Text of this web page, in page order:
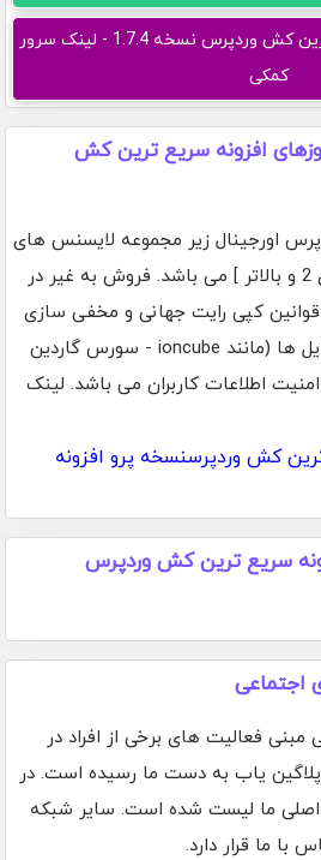
دانلود رایگان افزونه سریع ترین کش وردپرس نسخه 1.7.4 - لینک سرور
کمکی
افزونه سریع ترین کش
اورجینال زیر مجموعه لایسنس های
گنو از نوع GPL [ ورژن های 2 و بالاتر ] می باشد. فروش به غیر در
کپی رایت جهانی و مخفی سازی
یا رمزگذاری کدهای داخل فایل ها (مانند ioncube - سورس گاردین
امنیت اطلاعات کاربران می باشد. لینک
کش وردپرسنسخه پرو افزونه
سریع ترین کش وردپرس
اجتماعی
فعالیت های برخی از افراد در
یاب به دست ما رسیده است. در
اصلی ما لیست شده است. سایر شبکه
ما قرار دارد.